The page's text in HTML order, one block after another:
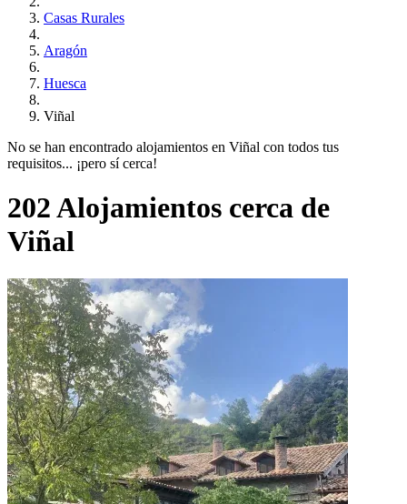
Casas Rurales
Aragón
Huesca
Viñal
No se han encontrado alojamientos en Viñal con todos tus
requisitos... ¡pero sí cerca!
202 Alojamientos cerca de
Viñal